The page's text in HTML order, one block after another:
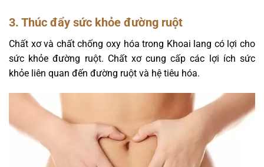
3. Thúc đẩy sức khỏe đường ruột
Chất xơ và chất chống oxy hóa trong Khoai lang có lợi cho
sức khỏe đường ruột. Chất xơ cung cấp các lợi ích sức
khỏe liên quan đến đường ruột và hệ tiêu hóa.